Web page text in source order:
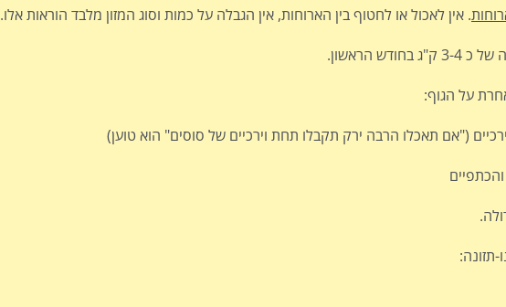
. אין לאכול או לחטוף בין הארוחות, אין הגבלה על כמות וסוג המזון מלבד הוראות אלו.
הראשון.
על הגוף:
("אם תאכלו הרבה ירק תקבלו תחת וירכיים של סוסים" הוא טוען)
תזונה: